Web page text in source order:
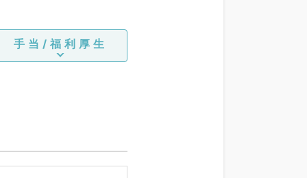
手当/福利厚生